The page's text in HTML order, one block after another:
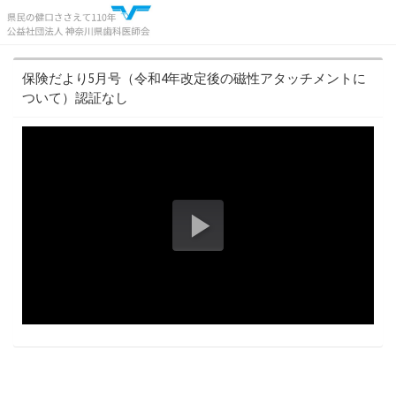
保険だより5月号（令和4年改定後の磁性アタッチメントに
ついて）認証なし